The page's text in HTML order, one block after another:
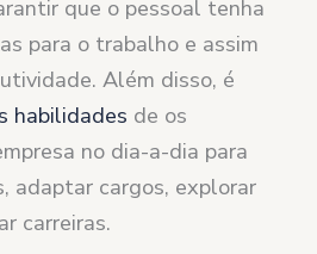
que o pessoal tenha
para o trabalho e assim
Além disso, é
habilidades de os
no dia-a-dia para
adaptar cargos, explorar
carreiras.